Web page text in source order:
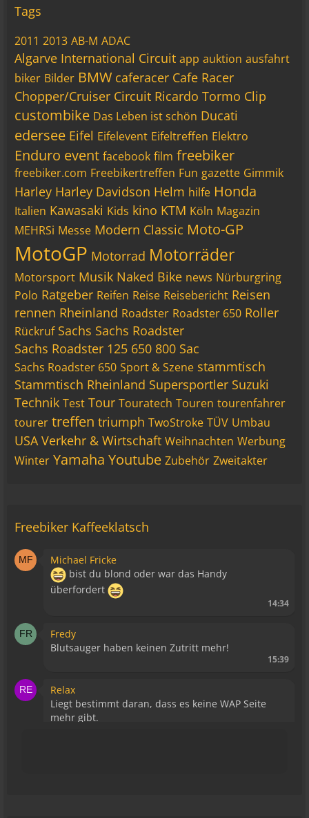
Tags
2011 2013 AB-M ADAC
Algarve International Circuit app auktion ausfahrt
biker Bilder BMW caferacer Cafe Racer
Chopper/Cruiser Circuit Ricardo Tormo Clip
custombike Das Leben ist schön Ducati
edersee Eifel Eifelevent Eifeltreffen Elektro
Enduro event facebook film freebiker
freebiker.com Freebikertreffen Fun gazette Gimmik
Harley Harley Davidson Helm hilfe Honda
Italien Kawasaki Kids kino KTM Köln Magazin
MEHRSi Messe Modern Classic Moto-GP
MotoGP Motorrad Motorräder
Motorsport Musik Naked Bike news Nürburgring
Polo Ratgeber Reifen Reise Reisebericht Reisen
rennen Rheinland Roadster Roadster 650 Roller
Rückruf Sachs Sachs Roadster
Sachs Roadster 125 650 800 Sac
Sachs Roadster 650 Sport & Szene stammtisch
Stammtisch Rheinland Supersportler Suzuki
Technik Test Tour Touratech Touren tourenfahrer
tourer treffen triumph TwoStroke TÜV Umbau
USA Verkehr & Wirtschaft Weihnachten Werbung
Winter Yamaha Youtube Zubehör Zweitakter
Freebiker Kaffeeklatsch
Michael Fricke
bist du blond oder war das Handy
überfordert
14:34
Fredy
Blutsauger haben keinen Zutritt mehr!
15:39
Relax
Liegt bestimmt daran, dass es keine WAP Seite
mehr gibt.